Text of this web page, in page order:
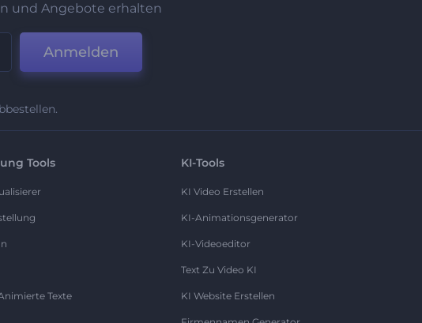
und Angebote erhalten
Anmelden
Tools
Texte
KI-Tools
KI Video Erstellen
KI-Animationsgenerator
KI-Videoeditor
Text Zu Video KI
KI Website Erstellen